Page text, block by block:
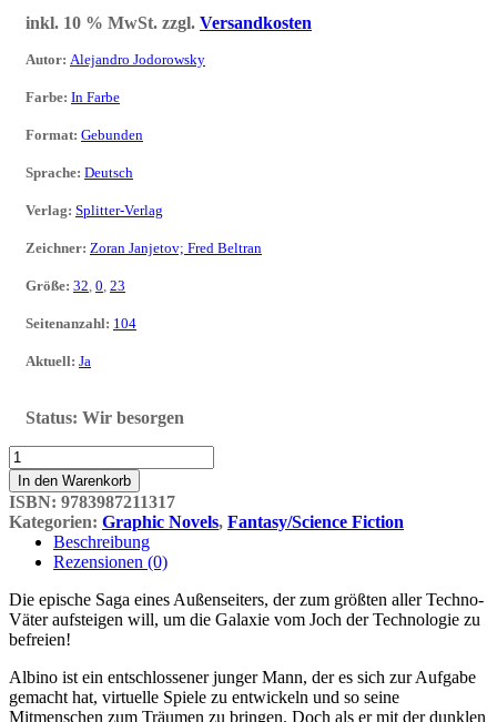
inkl. 10 % MwSt. zzgl. Versandkosten
Autor: Alejandro Jodorowsky
Farbe: In Farbe
Format: Gebunden
Sprache: Deutsch
Verlag: Splitter-Verlag
Zeichner: Zoran Janjetov; Fred Beltran
Größe: 32, 0, 23
Seitenanzahl: 104
Aktuell: Ja
Status: Wir besorgen
Die
Techno-
Väter
Doppelband
1
Menge
In den Warenkorb
ISBN: 9783987211317
Kategorien: Graphic Novels, Fantasy/Science Fiction
Beschreibung
Rezensionen (0)
Die epische Saga eines Außenseiters, der zum größten aller Techno-
Väter aufsteigen will, um die Galaxie vom Joch der Technologie zu
befreien!
Albino ist ein entschlossener junger Mann, der es sich zur Aufgabe
gemacht hat, virtuelle Spiele zu entwickeln und so seine
Mitmenschen zum Träumen zu bringen. Doch als er mit der dunklen